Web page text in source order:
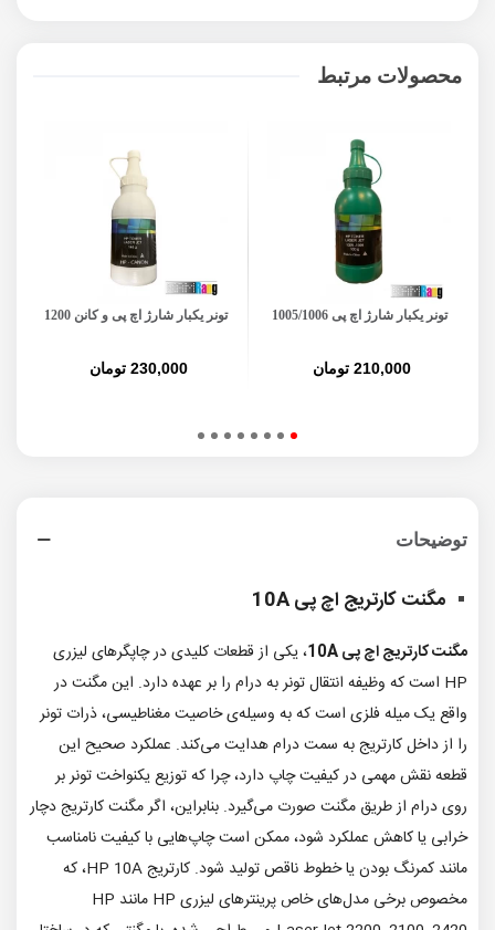
محصولات مرتبط
تونر یکبار شارژ اچ پی 1005/1006
210,000 تومان
تونر یکبار شارژ اچ پی و کانن 1200
230,000 تومان
توضیحات
مگنت کارتریج اچ پی 10A
مگنت کارتریج اچ پی 10A
، یکی از قطعات کلیدی در چاپگرهای لیزری
HP است که وظیفه‌ انتقال تونر به درام را بر عهده دارد. این مگنت در
واقع یک میله فلزی است که به وسیله‌ی خاصیت مغناطیسی، ذرات تونر
را از داخل کارتریج به سمت درام هدایت می‌کند. عملکرد صحیح این
قطعه نقش مهمی در کیفیت چاپ دارد، چرا که توزیع یکنواخت تونر بر
روی درام از طریق مگنت صورت می‌گیرد. بنابراین، اگر مگنت کارتریج دچار
خرابی یا کاهش عملکرد شود، ممکن است چاپ‌هایی با کیفیت نامناسب
مانند کمرنگ بودن یا خطوط ناقص تولید شود. کارتریج HP 10A، که
مخصوص برخی مدل‌های خاص پرینترهای لیزری HP مانند HP